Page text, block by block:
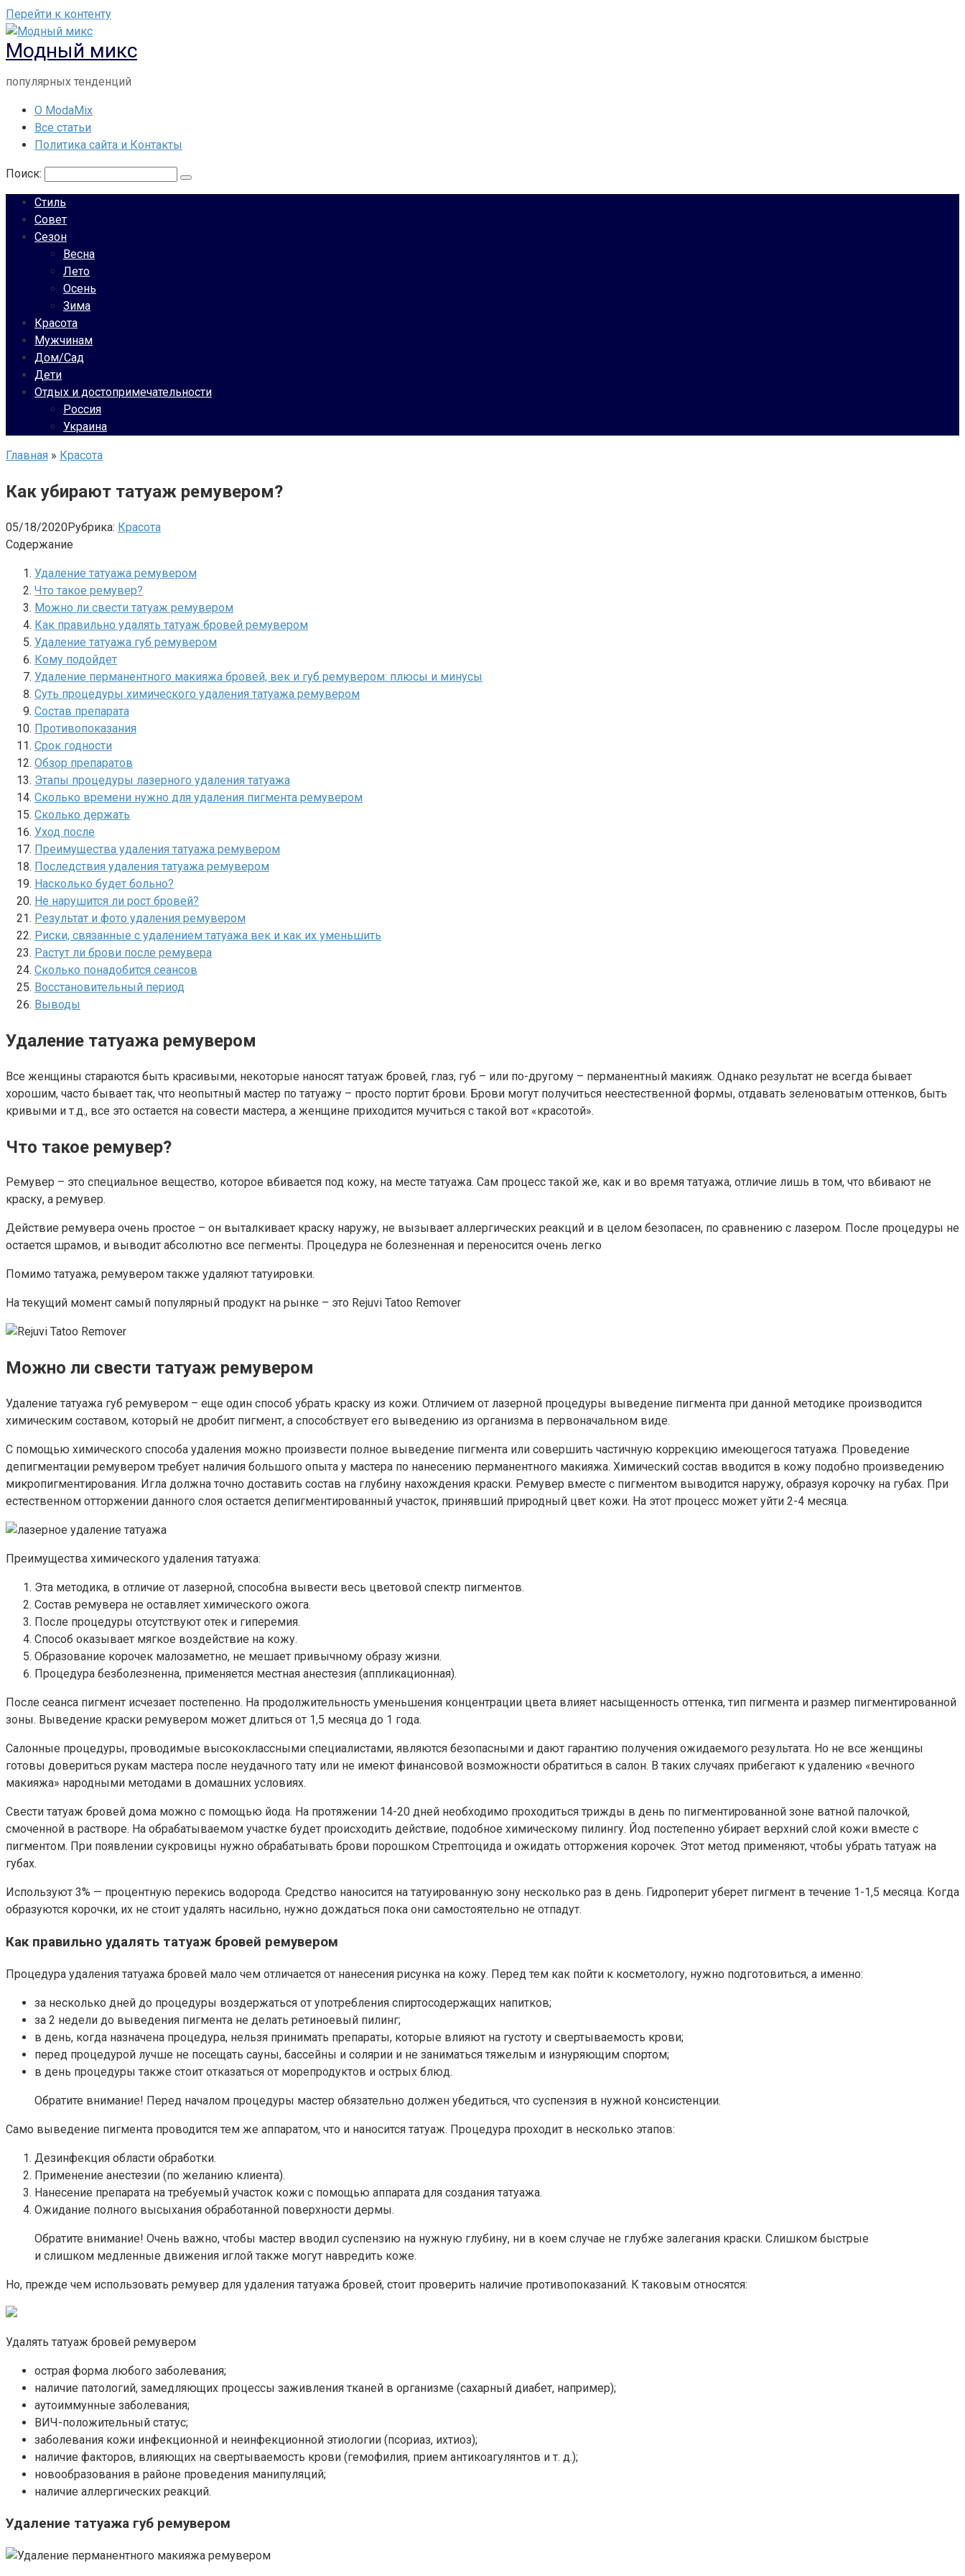
Перейти к контенту
Модный микс
популярных тенденций
О ModaMix
Все статьи
Политика сайта и Контакты
Поиск:
Стиль
Совет
Сезон
Весна
Лето
Осень
Зима
Красота
Мужчинам
Дом/Сад
Дети
Отдых и достопримечательности
Россия
Украина
Главная » Красота
Как убирают татуаж ремувером?
05/18/2020Рубрика: Красота
Содержание
Удаление татуажа ремувером
Что такое ремувер?
Можно ли свести татуаж ремувером
Как правильно удалять татуаж бровей ремувером
Удаление татуажа губ ремувером
Кому подойдет
Удаление перманентного макияжа бровей, век и губ ремувером: плюсы и минусы
Суть процедуры химического удаления татуажа ремувером
Состав препарата
Противопоказания
Срок годности
Обзор препаратов
Этапы процедуры лазерного удаления татуажа
Сколько времени нужно для удаления пигмента ремувером
Сколько держать
Уход после
Преимущества удаления татуажа ремувером
Последствия удаления татуажа ремувером
Насколько будет больно?
Не нарушится ли рост бровей?
Результат и фото удаления ремувером
Риски, связанные с удалением татуажа век и как их уменьшить
Растут ли брови после ремувера
Сколько понадобится сеансов
Восстановительный период
Выводы
Удаление татуажа ремувером
Все женщины стараются быть красивыми, некоторые наносят татуаж бровей, глаз, губ – или по-другому – перманентный макияж. Однако результат не всегда бывает
хорошим, часто бывает так, что неопытный мастер по татуажу – просто портит брови. Брови могут получиться неестественной формы, отдавать зеленоватым оттенков, быть
кривыми и т.д., все это остается на совести мастера, а женщине приходится мучиться с такой вот «красотой».
Что такое ремувер?
Ремувер – это специальное вещество, которое вбивается под кожу, на месте татуажа. Сам процесс такой же, как и во время татуажа, отличие лишь в том, что вбивают не
краску, а ремувер.
Действие ремувера очень простое – он выталкивает краску наружу, не вызывает аллергических реакций и в целом безопасен, по сравнению с лазером. После процедуры не
остается шрамов, и выводит абсолютно все пегменты. Процедура не болезненная и переносится очень легко
Помимо татуажа, ремувером также удаляют татуировки.
На текущий момент самый популярный продукт на рынке – это Rejuvi Tatoo Remover
Можно ли свести татуаж ремувером
Удаление татуажа губ ремувером – еще один способ убрать краску из кожи. Отличием от лазерной процедуры выведение пигмента при данной методике производится
химическим составом, который не дробит пигмент, а способствует его выведению из организма в первоначальном виде.
С помощью химического способа удаления можно произвести полное выведение пигмента или совершить частичную коррекцию имеющегося татуажа. Проведение
депигментации ремувером требует наличия большого опыта у мастера по нанесению перманентного макияжа. Химический состав вводится в кожу подобно произведению
микропигментирования. Игла должна точно доставить состав на глубину нахождения краски. Ремувер вместе с пигментом выводится наружу, образуя корочку на губах. При
естественном отторжении данного слоя остается депигментированный участок, принявший природный цвет кожи. На этот процесс может уйти 2-4 месяца.
Преимущества химического удаления татуажа:
Эта методика, в отличие от лазерной, способна вывести весь цветовой спектр пигментов.
Состав ремувера не оставляет химического ожога.
После процедуры отсутствуют отек и гиперемия.
Способ оказывает мягкое воздействие на кожу.
Образование корочек малозаметно, не мешает привычному образу жизни.
Процедура безболезненна, применяется местная анестезия (аппликационная).
После сеанса пигмент исчезает постепенно. На продолжительность уменьшения концентрации цвета влияет насыщенность оттенка, тип пигмента и размер пигментированной
зоны. Выведение краски ремувером может длиться от 1,5 месяца до 1 года.
Салонные процедуры, проводимые высококлассными специалистами, являются безопасными и дают гарантию получения ожидаемого результата. Но не все женщины
готовы довериться рукам мастера после неудачного тату или не имеют финансовой возможности обратиться в салон. В таких случаях прибегают к удалению «вечного
макияжа» народными методами в домашних условиях.
Свести татуаж бровей дома можно с помощью йода. На протяжении 14-20 дней необходимо проходиться трижды в день по пигментированной зоне ватной палочкой,
смоченной в растворе. На обрабатываемом участке будет происходить действие, подобное химическому пилингу. Йод постепенно убирает верхний слой кожи вместе с
пигментом. При появлении сукровицы нужно обрабатывать брови порошком Стрептоцида и ожидать отторжения корочек. Этот метод применяют, чтобы убрать татуаж на
губах.
Используют 3% — процентную перекись водорода. Средство наносится на татуированную зону несколько раз в день. Гидроперит уберет пигмент в течение 1-1,5 месяца. Когда
образуются корочки, их не стоит удалять насильно, нужно дождаться пока они самостоятельно не отпадут.
Как правильно удалять татуаж бровей ремувером
Процедура удаления татуажа бровей мало чем отличается от нанесения рисунка на кожу. Перед тем как пойти к косметологу, нужно подготовиться, а именно:
за несколько дней до процедуры воздержаться от употребления спиртосодержащих напитков;
за 2 недели до выведения пигмента не делать ретиноевый пилинг;
в день, когда назначена процедура, нельзя принимать препараты, которые влияют на густоту и свертываемость крови;
перед процедурой лучше не посещать сауны, бассейны и солярии и не заниматься тяжелым и изнуряющим спортом;
в день процедуры также стоит отказаться от морепродуктов и острых блюд.
Обратите внимание! Перед началом процедуры мастер обязательно должен убедиться, что суспензия в нужной консистенции.
Само выведение пигмента проводится тем же аппаратом, что и наносится татуаж. Процедура проходит в несколько этапов:
Дезинфекция области обработки.
Применение анестезии (по желанию клиента).
Нанесение препарата на требуемый участок кожи с помощью аппарата для создания татуажа.
Ожидание полного высыхания обработанной поверхности дермы.
Обратите внимание! Очень важно, чтобы мастер вводил суспензию на нужную глубину, ни в коем случае не глубже залегания краски. Слишком быстрые
и слишком медленные движения иглой также могут навредить коже.
Но, прежде чем использовать ремувер для удаления татуажа бровей, стоит проверить наличие противопоказаний. К таковым относятся:
Удалять татуаж бровей ремувером
острая форма любого заболевания;
наличие патологий, замедляющих процессы заживления тканей в организме (сахарный диабет, например);
аутоиммунные заболевания;
ВИЧ-положительный статус;
заболевания кожи инфекционной и неинфекционной этиологии (псориаз, ихтиоз);
наличие факторов, влияющих на свертываемость крови (гемофилия, прием антикоагулянтов и т. д.);
новообразования в районе проведения манипуляций;
наличие аллергических реакций.
Удаление татуажа губ ремувером